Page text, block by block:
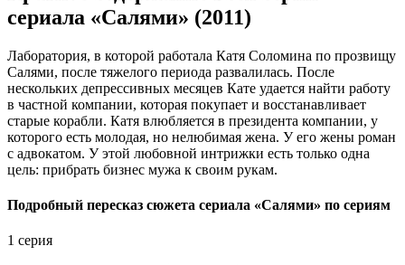
сериала «Салями» (2011)
Лаборатория, в которой работала Катя Соломина по прозвищу
Салями, после тяжелого периода развалилась. После
нескольких депрессивных месяцев Кате удается найти работу
в частной компании, которая покупает и восстанавливает
старые корабли. Катя влюбляется в президента компании, у
которого есть молодая, но нелюбимая жена. У его жены роман
с адвокатом. У этой любовной интрижки есть только одна
цель: прибрать бизнес мужа к своим рукам.
Подробный пересказ сюжета сериала «Салями» по сериям
1 серия